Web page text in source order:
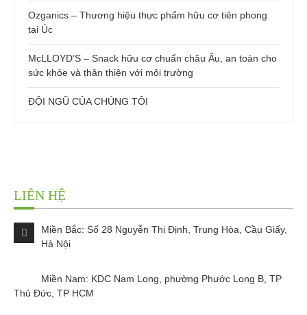
Ozganics – Thương hiệu thực phẩm hữu cơ tiên phong
tại Úc
McLLOYD’S – Snack hữu cơ chuẩn châu Âu, an toàn cho
sức khỏe và thân thiện với môi trường
ĐỘI NGŨ CỦA CHÚNG TÔI
LIÊN HỆ
Miền Bắc: Số 28 Nguyễn Thị Định, Trung Hòa, Cầu Giấy,
Hà Nội
Miền Nam: KDC Nam Long, phường Phước Long B, TP
Thủ Đức, TP HCM